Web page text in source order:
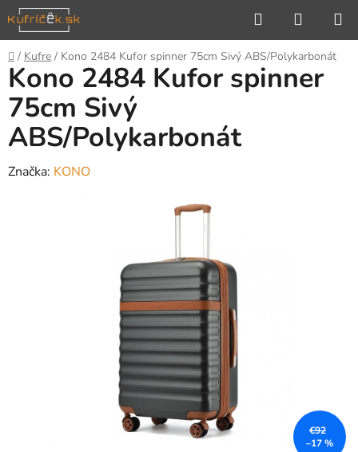
Prejsť
na
obsah
Hľadať
KOŠÍK
Domov
/ Kufre / Kono 2484 Kufor spinner 75cm Sivý ABS/Polykarbonát
Kono 2484 Kufor spinner
75cm Sivý
ABS/Polykarbonát
Značka: KONO
€92
–17 %